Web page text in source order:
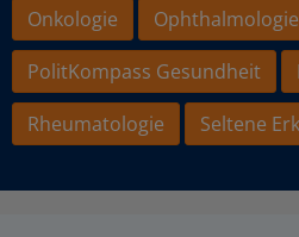
Onkologie
Ophthalmologie
PolitKompass Gesundheit
Rheumatologie
Seltene